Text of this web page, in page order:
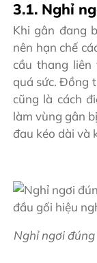
3.1. Nghỉ
Khi gân đang
nên hạn chế
cầu thang liên
quá sức. Đồng
cũng là cách
làm vùng gân
đau kéo dài và
Nghỉ ngơi